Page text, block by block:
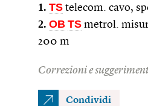
1. TS telecom. cavo,
2. OB TS metrol.
200 m
Correzioni e
Condividi